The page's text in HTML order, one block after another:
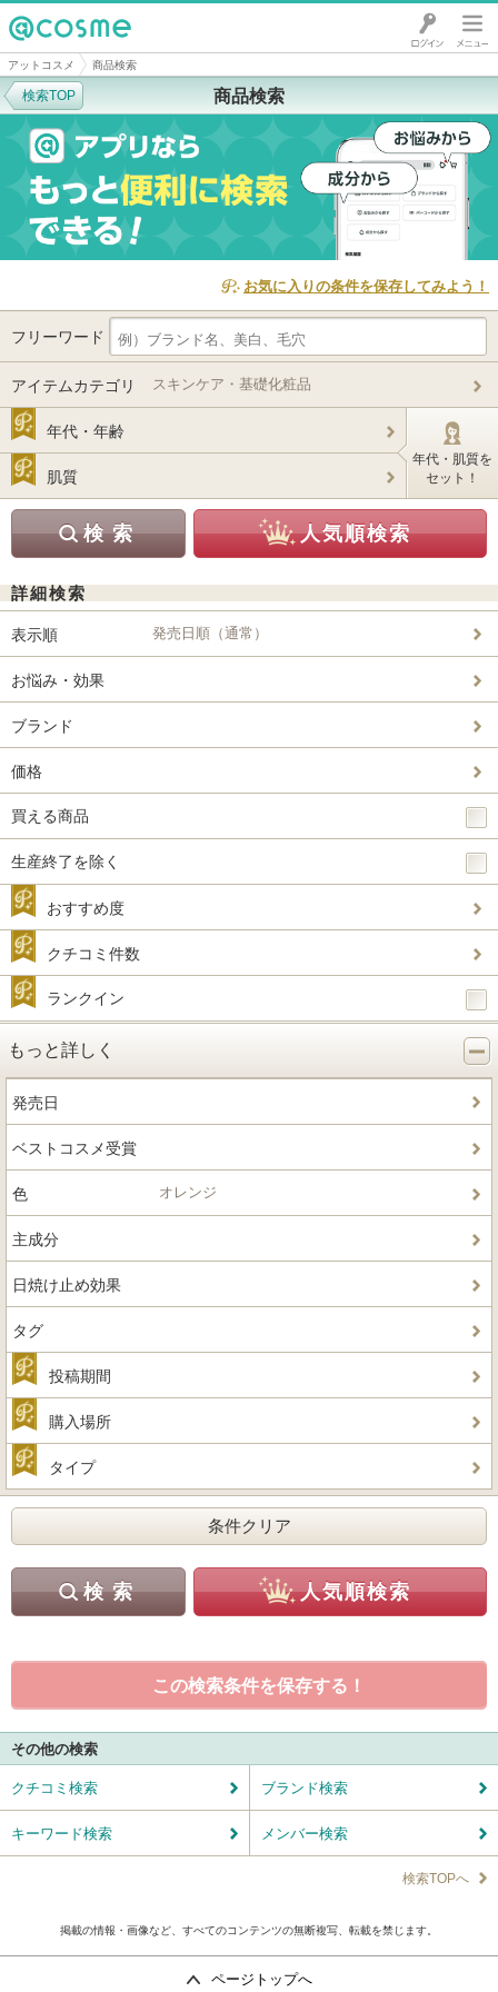
@cosme
アットコスメ 商品検索
商品検索
検索TOP
お気に入りの条件を保存してみよう！
フリーワード
アイテムカテゴリ スキンケア・基礎化粧品
年代・年齢
肌質
年代・肌質を
セット！
詳細検索
表示順 発売日順（通常）
お悩み・効果
ブランド
価格
買える商品
生産終了を除く
おすすめ度
クチコミ件数
ランクイン
もっと詳しく
発売日
ベストコスメ受賞
色 オレンジ
主成分
日焼け止め効果
タグ
投稿期間
購入場所
タイプ
この検索条件を保存する！
その他の検索
クチコミ検索 ブランド検索
キーワード検索 メンバー検索
検索TOPへ
掲載の情報・画像など、すべてのコンテンツの無断複写、転載を禁じます。
ページトップへ